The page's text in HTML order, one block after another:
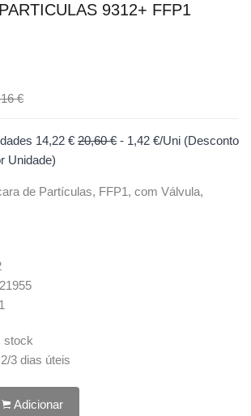
9312+ FFP1
€
14,22 € 20,60 € - 1,42 €/Uni (Desconto
Unidade)
de Partículas, FFP1, com Válvula,
stock
3 dias úteis
Adicionar